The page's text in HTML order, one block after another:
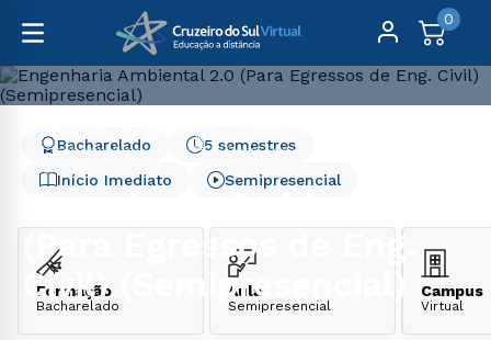
0
Engenharia Ambiental 2.0 (Para Egressos de Eng. Civil)
(Para Egressos de Eng.
Civil) (Semipresencial)
Início Imediato
5 semestres
Bacharelado
Semipresencial
Formação
Bacharelado
Aula
Semipresencial
Campus
Virtual